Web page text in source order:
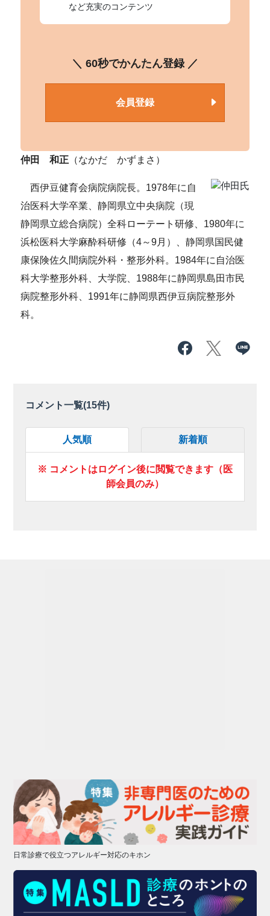
など充実のコンテンツ
＼ 60秒でかんたん登録 ／
会員登録
仲田 和正 （なかだ かずまさ）
西伊豆健育会病院病院長。1978年に自
治医科大学卒業、静岡県立中央病院（現
静岡県立総合病院）全科ローテート研修、1980年に
浜松医科大学麻酔科研修（4～9月）、静岡県国民健
康保険佐久間病院外科・整形外科。1984年に自治医
科大学整形外科、大学院、1988年に静岡県島田市民
病院整形外科、1991年に静岡県西伊豆病院整形外
科。
コメント一覧(15件)
人気順 新着順
※ コメントはログイン後に閲覧できます（医
師会員のみ）
日常診療で役立つアレルギー対応のキホン